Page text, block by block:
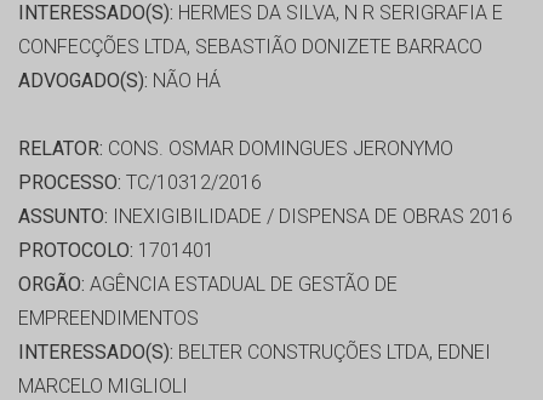
INTERESSADO(S): HERMES DA SILVA, N R SERIGRAFIA E
CONFECÇÕES LTDA, SEBASTIÃO DONIZETE BARRACO
ADVOGADO(S): NÃO HÁ
RELATOR: CONS. OSMAR DOMINGUES JERONYMO
PROCESSO: TC/10312/2016
ASSUNTO: INEXIGIBILIDADE / DISPENSA DE OBRAS 2016
PROTOCOLO: 1701401
ORGÃO: AGÊNCIA ESTADUAL DE GESTÃO DE
EMPREENDIMENTOS
INTERESSADO(S): BELTER CONSTRUÇÕES LTDA, EDNEI
MARCELO MIGLIOLI